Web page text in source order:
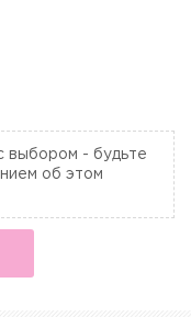
выбором - будьте
об этом